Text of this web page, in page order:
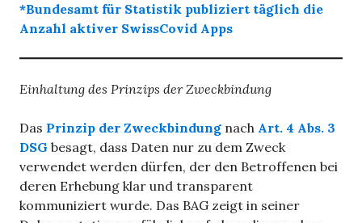
*Bundesamt für Statistik publiziert täglich die
Anzahl aktiver SwissCovid Apps
Einhaltung des Prinzips der Zweckbindung
Das Prinzip der Zweckbindung nach Art. 4 Abs. 3
DSG besagt, dass Daten nur zu dem Zweck
verwendet werden dürfen, der den Betroffenen bei
deren Erhebung klar und transparent
kommuniziert wurde. Das BAG zeigt in seiner